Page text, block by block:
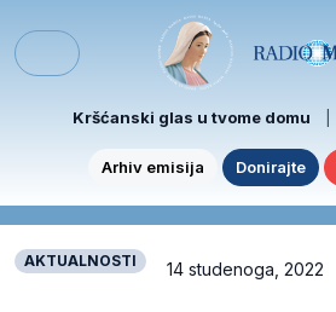
Menu
Kršćanski glas u tvome domu
Arhiv emisija Donirajte
AKTUALNOSTI 14 studenoga, 2022